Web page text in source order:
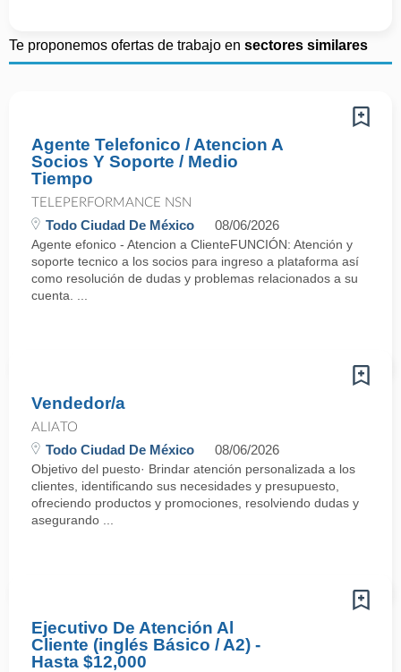
Te proponemos ofertas de trabajo en sectores similares
Agente Telefonico / Atencion A
Socios Y Soporte / Medio
Tiempo
TELEPERFORMANCE NSN
Todo Ciudad De México 08/06/2026
Agente efonico - Atencion a ClienteFUNCIÓN: Atención y
soporte tecnico a los socios para ingreso a plataforma así
como resolución de dudas y problemas relacionados a su
cuenta. ...
Vendedor/a
ALIATO
Todo Ciudad De México 08/06/2026
Objetivo del puesto· Brindar atención personalizada a los
clientes, identificando sus necesidades y presupuesto,
ofreciendo productos y promociones, resolviendo dudas y
asegurando ...
Ejecutivo De Atención Al
Cliente (inglés Básico / A2) -
Hasta $12,000